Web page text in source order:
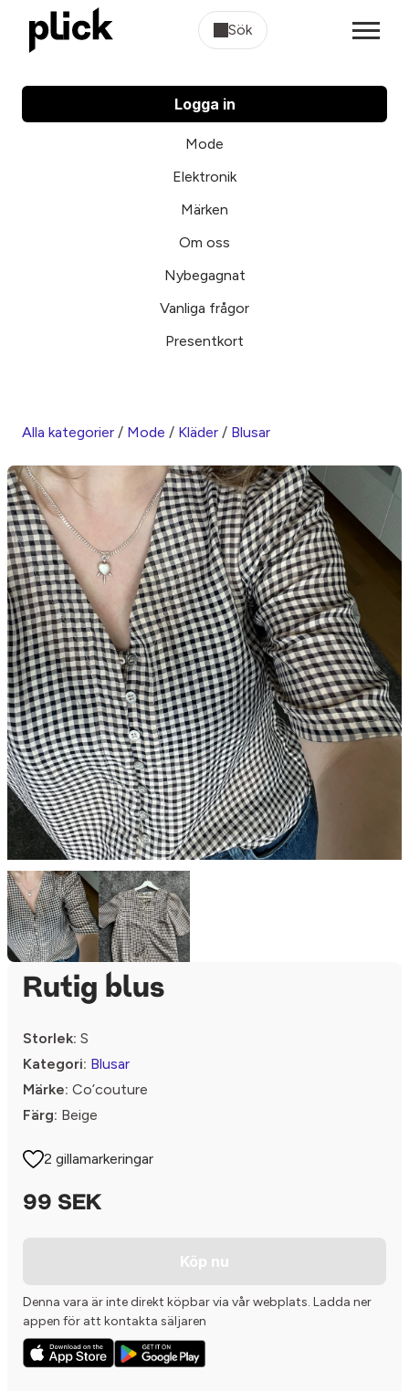
Sök
Logga in
Mode
Elektronik
Märken
Om oss
Nybegagnat
Vanliga frågor
Presentkort
Alla kategorier / Mode / Kläder / Blusar
Rutig blus
Storlek: S
Kategori: Blusar
Märke: Co’couture
Färg: Beige
2 gillamarkeringar
99 SEK
Köp nu
Denna vara är inte direkt köpbar via vår webplats. Ladda ner
appen för att kontakta säljaren